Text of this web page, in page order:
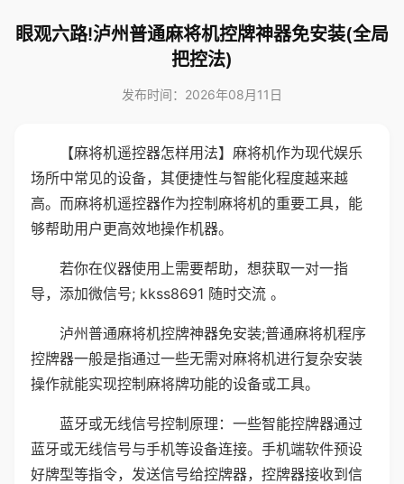
眼观六路!泸州普通麻将机控牌神器免安装(全局
把控法)
发布时间：2026年08月11日
【麻将机遥控器怎样用法】麻将机作为现代娱乐
场所中常见的设备，其便捷性与智能化程度越来越
高。而麻将机遥控器作为控制麻将机的重要工具，能
够帮助用户更高效地操作机器。
若你在仪器使用上需要帮助，想获取一对一指
导，添加微信号; kkss8691 随时交流 。
泸州普通麻将机控牌神器免安装;普通麻将机程序
控牌器一般是指通过一些无需对麻将机进行复杂安装
操作就能实现控制麻将牌功能的设备或工具。
蓝牙或无线信号控制原理：一些智能控牌器通过
蓝牙或无线信号与手机等设备连接。手机端软件预设
好牌型等指令，发送信号给控牌器，控牌器接收到信